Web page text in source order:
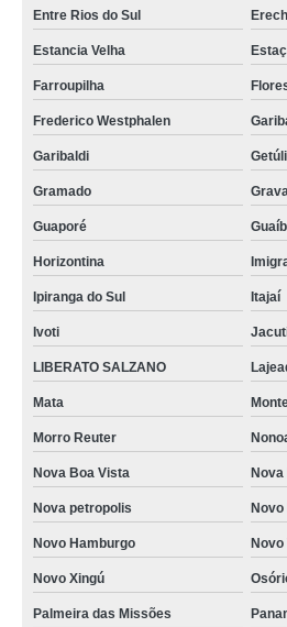
Entre Rios do Sul
Estancia Velha
Farroupilha
Frederico Westphalen
Garibaldi
Gramado
Guaporé
Horizontina
Ipiranga do Sul Itajaí
Ivoti
LIBERATO SALZANO
Mata
Morro Reuter
Nova Boa Vista
Nova petropolis
Novo Hamburgo
Novo Xingú
Palmeira das Missões